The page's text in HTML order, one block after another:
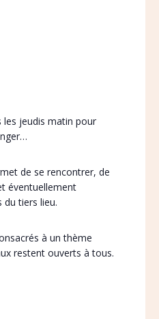
les jeudis matin pour
de se rencontrer, de
éventuellement
du tiers lieu.
à un thème
restent ouverts à tous.